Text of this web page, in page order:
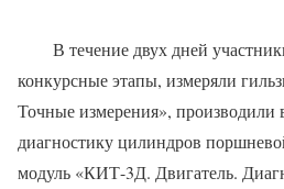
В течение двух дней
конкурсные этапы, измеряли
Точные измерения», производили
диагностику цилиндров
модуль «КИТ-3Д. Двигатель.